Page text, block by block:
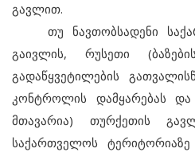
გავლით.
თუ ნავთობსადენი
გაივლის, რუსეთი
გადაწყვეტილების
კონტროლის დამყარებას
მთავარია) თურქეთის
საქართველოს